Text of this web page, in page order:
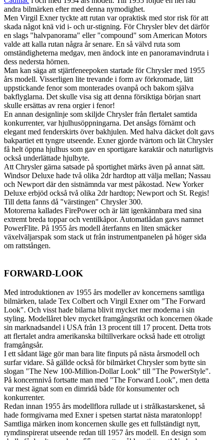
andra bilmärken efter med denna nymodighet.
Men Virgil Exner tyckte att rutan var opraktisk med stor risk för att
skada något knä vid i- och ur-stigning. För Chrysler blev det därför
en slags "halvpanorama" eller "compound" som American Motors
valde att kalla rutan några år senare. En så välvd ruta som
omständigheterna medgav, men ändock inte en panoramavindruta i
dess nedersta hörnen.
Man kan säga att stjärtfeneepoken startade för Chrysler med 1955
års modell. Visserligen lite trevande i form av förkromade, lätt
uppstickande fenor som monterades ovanpå och bakom själva
bakflyglarna. Det skulle visa sig att denna försiktiga början snart
skulle ersättas av rena orgier i fenor!
En annan designlinje som skiljde Chrysler från flertalet samtida
konkurrenter, var hjulhusöppningarna. Det ansågs förnämt och
elegant med fenderskirts över bakhjulen. Med halva däcket dolt gavs
bakpartiet ett tyngre utseende. Exner gjorde tvärtom och lät Chrysler
få helt öppna hjulhus som gav en sportigare karaktär och naturligtvis
också underlättade hjulbyte.
Att Chrysler gärna satsade på sportighet märks även på annat sätt.
Windsor Deluxe hade två olika 2dr hardtop att välja mellan; Nassau
och Newport där den sistnämnda var mest påkostad. New Yorker
Deluxe erbjöd också två olika 2dr hardtop; Newport och St. Regis!
Till detta fanns då "värstingen" Chrysler 300.
Motorerna kallades FirePower och är lätt igenkännbara med sina
extremt breda toppar och ventilkåpor. Automatlådan gavs namnet
PowerFlite. På 1955 års modell återfanns en liten smäcker
växelväljarspak som stack ut från instrumentpanelen på höger sida
om rattstången.
FORWARD-LOOK
Med introduktionen av 1955 års modeller av koncernens samtliga
bilmärken, talade Tex Colbert och Virgil Exner om "The Forward
Look". Och visst hade bilarna blivit mycket mer moderna i sin
styling. Modellåret blev mycket framgångsrikt och koncernen ökade
sin marknadsandel i USA från 13 procent till 17 procent. Detta trots
att flertalet andra amerikanska biltillverkare också hade ett otroligt
framgångsår.
I ett sådant läge gör man bara lite finputs på nästa årsmodell och
surfar vidare. Så gällde också för bilmärket Chrysler som bytte sin
slogan "The New 100-Million-Dollar Look" till "The PowerStyle".
På koncernnivå fortsatte man med "The Forward Look", men detta
var mest ägnat som en dimridå både för konsumenter och
konkurrenter.
Redan innan 1955 års modellflora rullade ut i strålkastarskenet, så
hade formgivarna med Exner i spetsen startat nästa maratonlopp!
Samtliga märken inom koncernen skulle ges ett fullständigt nytt,
rymdinspirerat utseende redan till 1957 års modell. En design som